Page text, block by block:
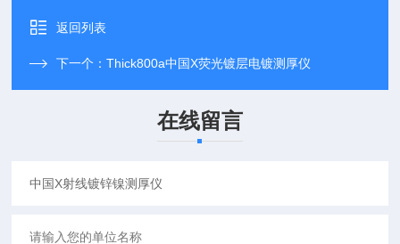
返回列表
下一个：Thick800a中国X荧光镀层电镀测厚仪
在线留言